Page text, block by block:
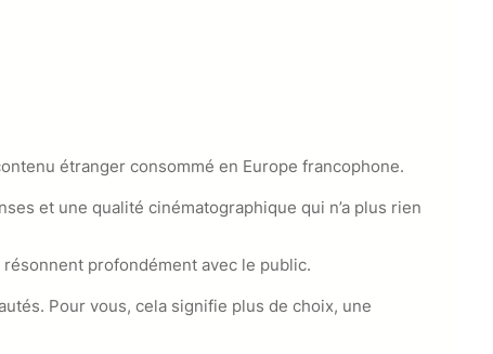
étranger consommé en Europe francophone.
et une qualité cinématographique qui n’a plus rien
profondément avec le public.
Pour vous, cela signifie plus de choix, une